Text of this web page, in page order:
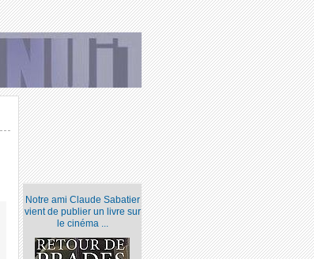
Notre ami Claude Sabatier
vient de publier un livre sur
le cinéma ...